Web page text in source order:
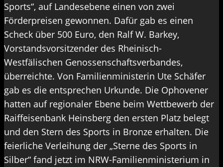
Sports“, auf Landesebene einen von zwei
Förderpreisen gewonnen. Dafür gab es einen
Scheck über 500 Euro, den Ralf W. Barkey,
Vorstandsvorsitzender des Rheinisch-
Westfälischen Genossenschaftsverbandes,
überreichte. Von Familienministerin Ute Schäfer
gab es die entsprechen Urkunde. Die Ophovener
hatten auf regionaler Ebene beim Wettbewerb der
Raiffeisenbank Heinsberg den ersten Platz belegt
und den Stern des Sports in Bronze erhalten. Die
feierliche Verleihung der „Sterne des Sports in
Silber“ fand jetzt im NRW-Familienministerium in